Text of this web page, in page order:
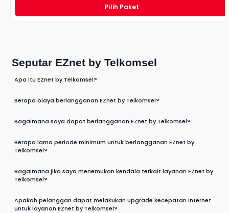
Pilih Paket
Seputar EZnet by Telkomsel
Apa itu EZnet by Telkomsel?
Berapa biaya berlangganan EZnet by Telkomsel?
Bagaimana saya dapat berlangganan EZnet by Telkomsel?
Berapa lama periode minimum untuk berlangganan EZnet by
Telkomsel?
Bagaimana jika saya menemukan kendala terkait layanan EZnet by
Telkomsel?
Apakah pelanggan dapat melakukan upgrade kecepatan internet
untuk layanan EZnet by Telkomsel?